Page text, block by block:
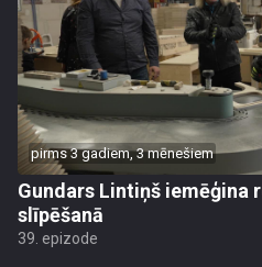
pirms 3 gadiem, 3 mēnešiem
Gundars Lintiņš iemēģina
slīpēšanā
39. epizode